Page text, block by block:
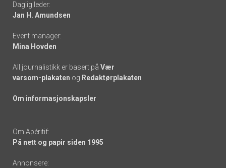
links
Daglig leder:
Jan H. Amundsen
Event manager:
Mina Hovden
All journalistikk er basert på Vær
varsom-plakaten og Redaktørplakaten
Om informasjonskapsler
Om Apéritif:
På nett og papir siden 1995
Annonsere: